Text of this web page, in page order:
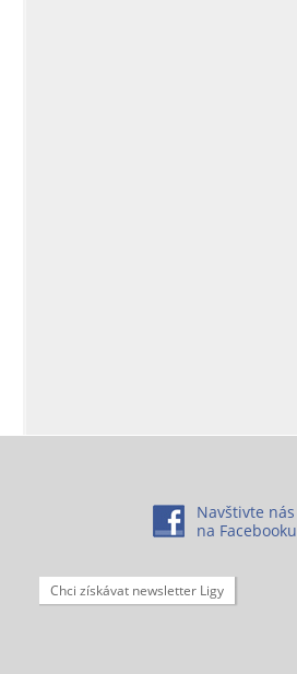
Navštivte nás
na Facebooku
Chci získávat newsletter Ligy